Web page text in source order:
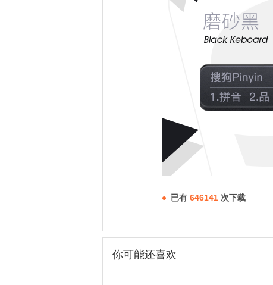
已有 646141 次下载
你可能还喜欢